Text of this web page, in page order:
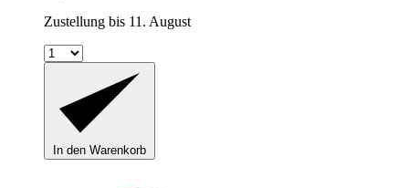
Zustellung bis 11. August
In den Warenkorb